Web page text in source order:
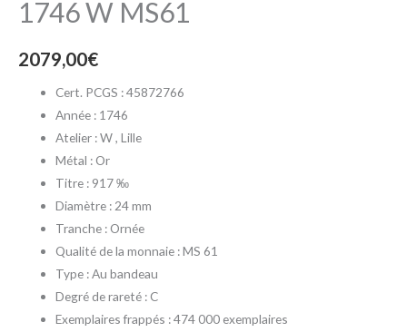
1746 W MS61
2079,00€
Cert. PCGS : 45872766
Année : 1746
Atelier : W , Lille
Métal : Or
Titre : 917 ‰
Diamètre : 24 mm
Tranche : Ornée
Qualité de la monnaie : MS 61
Type : Au bandeau
Degré de rareté : C
Exemplaires frappés : 474 000 exemplaires